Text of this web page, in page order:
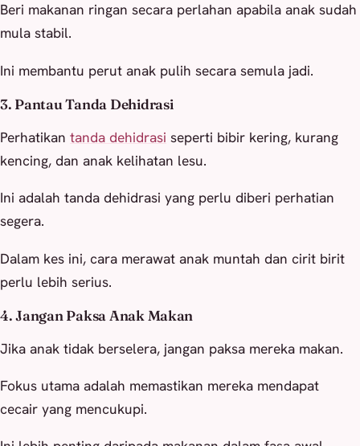
Beri makanan ringan secara perlahan apabila anak sudah
mula stabil.
Ini membantu perut anak pulih secara semula jadi.
3. Pantau Tanda Dehidrasi
Perhatikan tanda dehidrasi seperti bibir kering, kurang
kencing, dan anak kelihatan lesu.
Ini adalah tanda dehidrasi yang perlu diberi perhatian
segera.
Dalam kes ini, cara merawat anak muntah dan cirit birit
perlu lebih serius.
4. Jangan Paksa Anak Makan
Jika anak tidak berselera, jangan paksa mereka makan.
Fokus utama adalah memastikan mereka mendapat
cecair yang mencukupi.